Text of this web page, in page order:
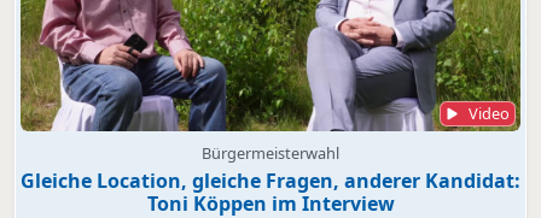
Video
Bürgermeisterwahl
Gleiche Location, gleiche Fragen, anderer Kandidat:
Toni Köppen im Interview